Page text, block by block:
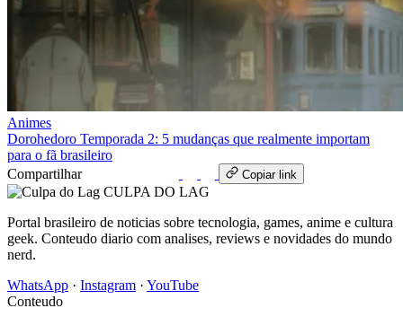
Animes
Dorohedoro Temporada 2: 5 mudanças que realmente importam
para o fã brasileiro
Compartilhar
Copiar link
CULPA DO LAG
Portal brasileiro de noticias sobre tecnologia, games, anime e cultura
geek. Conteudo diario com analises, reviews e novidades do mundo
nerd.
WhatsApp · Instagram · YouTube
Conteudo